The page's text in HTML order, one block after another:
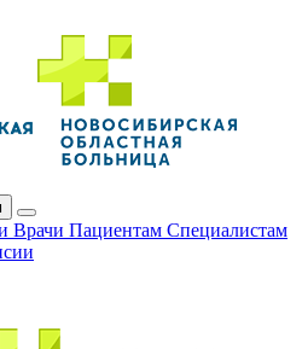
Врачи Пациентам Специалистам